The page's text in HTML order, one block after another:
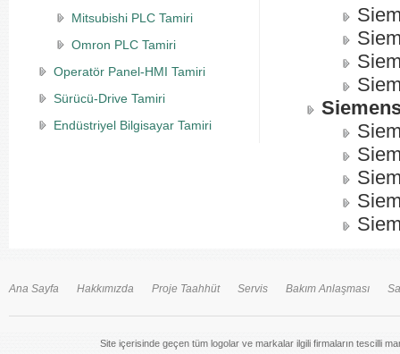
Mitsubishi PLC Tamiri
Omron PLC Tamiri
Operatör Panel-HMI Tamiri
Sürücü-Drive Tamiri
Endüstriyel Bilgisayar Tamiri
Ana Sayfa Hakkımızda Proje Taahhüt Servis Bakım Anlaşması
Site içerisinde geçen tüm logolar ve markalar ilgili firmaların tescilli